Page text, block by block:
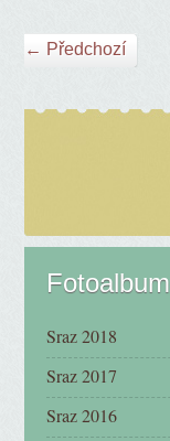
← Předchozí
Fotoalbum
Sraz 2018
Sraz 2017
Sraz 2016